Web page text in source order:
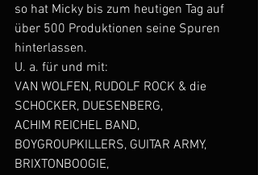
so hat Micky bis zum heutigen Tag auf
über 500 Produktionen seine Spuren
hinterlassen.
U. a. für und mit:
VAN WOLFEN, RUDOLF ROCK & die
SCHOCKER, DUESENBERG,
ACHIM REICHEL BAND,
BOYGROUPKILLERS, GUITAR ARMY,
BRIXTONBOOGIE,